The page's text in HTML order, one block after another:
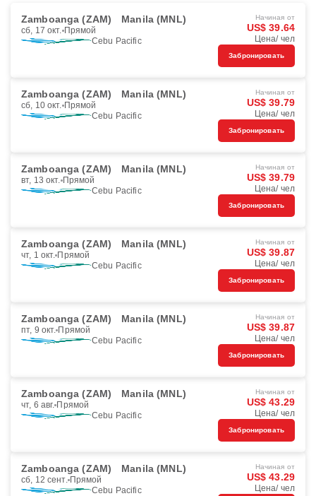
Zamboanga (ZAM) Manila (MNL)
сб, 17 окт. Прямой
Cebu Pacific
Начиная от
US$ 39.64
Цена/ чел
Забронировать
Zamboanga (ZAM) Manila (MNL)
сб, 10 окт. Прямой
Cebu Pacific
Начиная от
US$ 39.79
Цена/ чел
Забронировать
Zamboanga (ZAM) Manila (MNL)
вт, 13 окт. Прямой
Cebu Pacific
Начиная от
US$ 39.79
Цена/ чел
Забронировать
Zamboanga (ZAM) Manila (MNL)
чт, 1 окт. Прямой
Cebu Pacific
Начиная от
US$ 39.87
Цена/ чел
Забронировать
Zamboanga (ZAM) Manila (MNL)
пт, 9 окт. Прямой
Cebu Pacific
Начиная от
US$ 39.87
Цена/ чел
Забронировать
Zamboanga (ZAM) Manila (MNL)
чт, 6 авг. Прямой
Cebu Pacific
Начиная от
US$ 43.29
Цена/ чел
Забронировать
Zamboanga (ZAM) Manila (MNL)
сб, 12 сент. Прямой
Cebu Pacific
Начиная от
US$ 43.29
Цена/ чел